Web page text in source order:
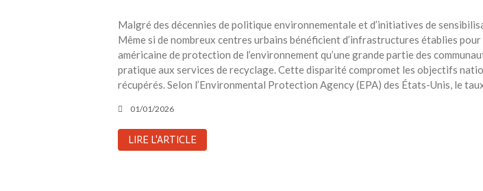
Malgré des décennies de politique environnementale et d’initiatives de
Même si de nombreux centres urbains bénéficient d’infrastructures établies
américaine de protection de l’environnement qu’une grande partie des
pratique aux services de recyclage. Cette disparité compromet les objectifs
récupérés. Selon l’Environmental Protection Agency (EPA) des États-Unis, le
01/01/2026
LIRE L'ARTICLE